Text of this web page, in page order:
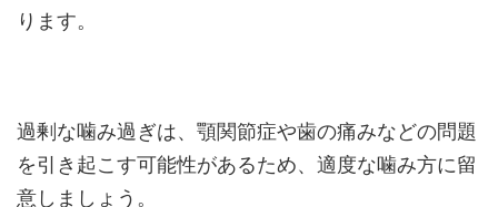
ります。
過剰な噛み過ぎは、顎関節症や歯の痛みなどの問題
を引き起こす可能性があるため、適度な噛み方に留
意しましょう。